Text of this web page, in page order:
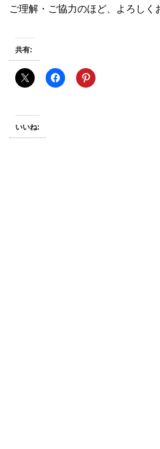
ご理解・ご協力のほど、よろしく
共有:
いいね: